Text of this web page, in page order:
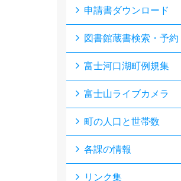
申請書ダウンロード
図書館蔵書検索・予約
富士河口湖町例規集
富士山ライブカメラ
町の人口と世帯数
各課の情報
リンク集